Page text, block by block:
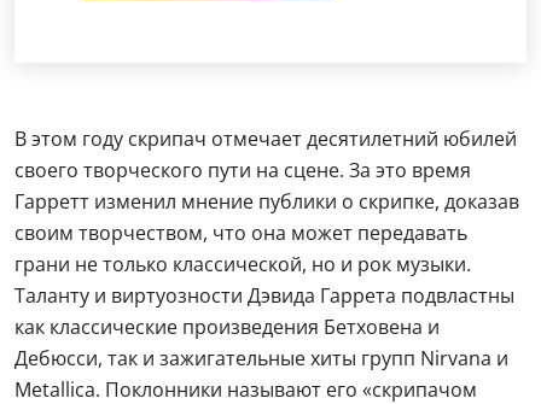
В этом году скрипач отмечает десятилетний юбилей
своего творческого пути на сцене. За это время
Гарретт изменил мнение публики о скрипке, доказав
своим творчеством, что она может передавать
грани не только классической, но и рок музыки.
Таланту и виртуозности Дэвида Гаррета подвластны
как классические произведения Бетховена и
Дебюсси, так и зажигательные хиты групп Nirvana и
Metallica. Поклонники называют его «скрипачом